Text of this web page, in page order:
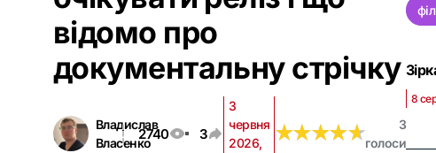
відомо про
документальну стрічку
Владислав
Власенко
2740 3
3
червня
2026,
★★★★★
★★★★★
3
голоси
8